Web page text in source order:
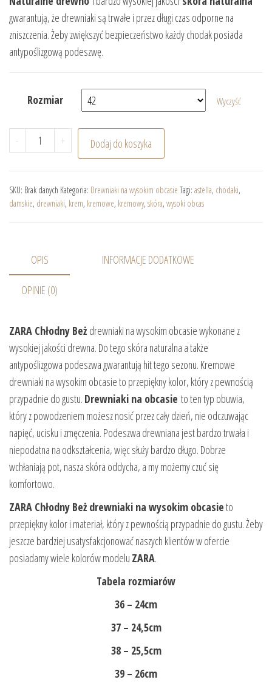
gwarantują, że drewniaki są trwałe i przez długi czas odporne na
zniszczenia. Żeby zwiększyć bezpieczeństwo każdy chodak posiada
antypoślizgową podeszwę.
Rozmiar Wyczyść
- ilość ZARA Chłodny Beż drewniaki na wysokim obcasie
+ Dodaj do koszyka
SKU: Brak danych Kategoria: Drewniaki na wysokim obcasie Tagi: astella, chodaki,
damskie, drewniaki, krem, kremowe, kremowy, skóra, wysoki obcas
OPIS INFORMACJE DODATKOWE
OPINIE (0)
ZARA Chłodny Beż drewniaki na wysokim obcasie wykonane z
wysokiej jakości drewna. Do tego skóra naturalna a także
antypoślizgowa podeszwa gwarantują hit tego sezonu. Kremowe
drewniaki na wysokim obcasie to przepiękny kolor, który z pewnością
przypadnie do gustu. Drewniaki na obcasie to ten typ obuwia,
który z powodzeniem możesz nosić przez cały dzień, nie odczuwając
napięć, ucisku i zmęczenia. Podeszwa drewniana jest bardzo trwała i
niepodatna na odkształcenia, więc służy bardzo długo. Dobrze
wchłaniają pot, nasza skóra oddycha, a my możemy czuć się
komfortowo.
ZARA Chłodny Beż drewniaki na wysokim obcasieto
przepiękny kolor i materiał, który z pewnością przypadnie do gustu. Żeby
jeszcze bardziej usatysfakcjonować naszych klientów w ofercie
posiadamy wiele kolorów modelu ZARA.
Tabela rozmiarów
36 – 24cm
37 – 24,5cm
38 – 25,5cm
39 – 26cm